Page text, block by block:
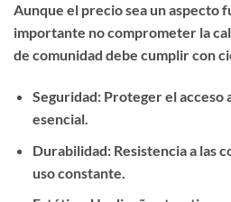
Aunque el precio sea un aspecto
importante no comprometer la
de comunidad debe cumplir con
Seguridad: Proteger el acceso
esencial.
Durabilidad: Resistencia a las
uso constante.